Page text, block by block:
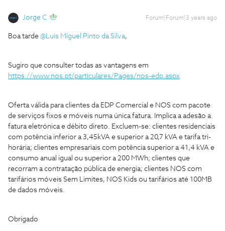
Jorge C Forum|Forum|3 years ago
Boa tarde @Luís Miguel Pinto da Silva,
Sugiro que consulter todas as vantagens em
https://www.nos.pt/particulares/Pages/nos-edp.aspx
Oferta válida para clientes da EDP Comercial e NOS com pacote
de serviços fixos e móveis numa única fatura. Implica a adesão a
fatura eletrónica e débito direto. Excluem-se: clientes residenciais
com potência inferior a 3,45kVA e superior a 20,7 kVA e tarifa tri-
horária; clientes empresariais com potência superior a 41,4 kVA e
consumo anual igual ou superior a 200 MWh; clientes que
recorram a contratação pública de energia; clientes NOS com
tarifários móveis Sem Limites, NOS Kids ou tarifários até 100MB
de dados móveis.
Obrigado